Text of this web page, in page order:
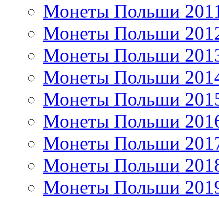
Монеты Польши
Монеты Польши
Монеты Польши
Монеты Польши
Монеты Польши
Монеты Польши
Монеты Польши
Монеты Польши
Монеты Польши